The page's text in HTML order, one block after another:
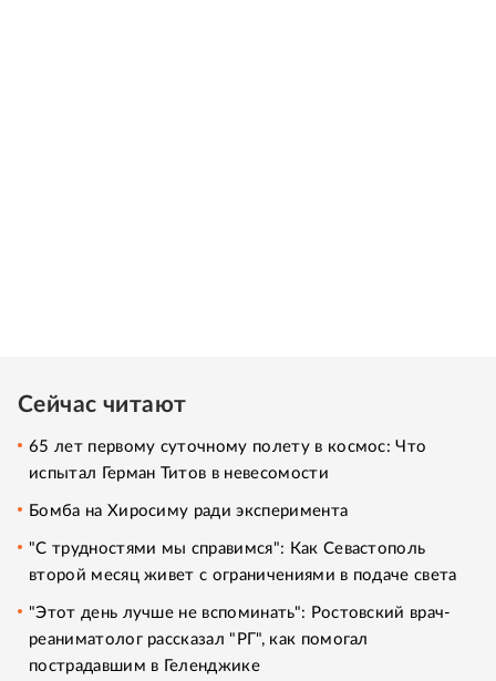
Сейчас читают
65 лет первому суточному полету в космос: Что
испытал Герман Титов в невесомости
Бомба на Хиросиму ради эксперимента
"С трудностями мы справимся": Как Севастополь
второй месяц живет с ограничениями в подаче света
"Этот день лучше не вспоминать": Ростовский врач-
реаниматолог рассказал "РГ", как помогал
пострадавшим в Геленджике